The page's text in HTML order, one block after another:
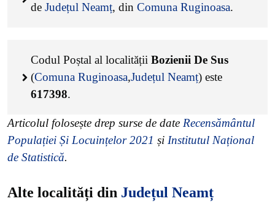
de Județul Neamț, din Comuna Ruginoasa.
Codul Poștal al localității Bozienii De Sus
(Comuna Ruginoasa,Județul Neamț) este
617398.
Articolul folosește drep surse de date Recensământul
Populației Și Locuințelor 2021 și Institutul Național
de Statistică.
Alte localități din Județul Neamț